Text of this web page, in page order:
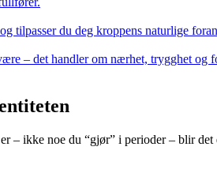
tilpasser du deg kroppens naturlige
– det handler om nærhet, trygghet
– ikke noe du “gjør” i perioder – blir